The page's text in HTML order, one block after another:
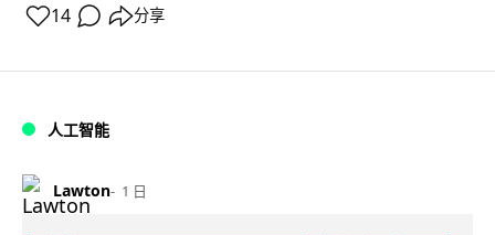
14 分享
人工智能
Lawton 1 日